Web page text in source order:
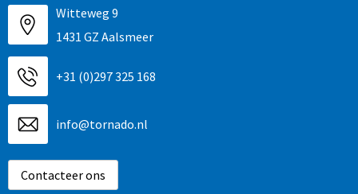
Witteweg 9
1431 GZ Aalsmeer
+31 (0)297 325 168
info@tornado.nl
Contacteer ons